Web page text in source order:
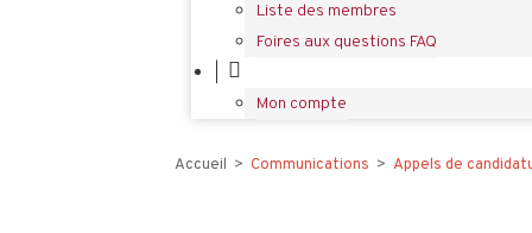
Liste des membres
Foires aux questions FAQ
Mon compte
Accueil > Communications > Appels de